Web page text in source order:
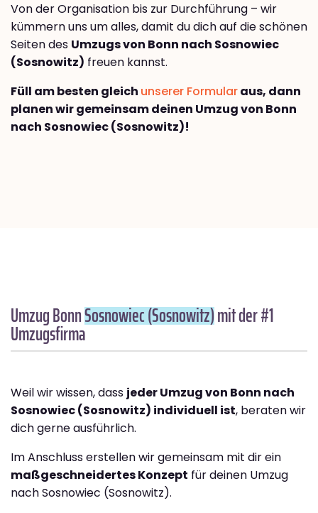
Von der Organisation bis zur Durchführung – wir
kümmern uns um alles, damit du dich auf die schönen
Seiten des Umzugs von Bonn nach Sosnowiec
(Sosnowitz) freuen kannst.
Füll am besten gleich unserer Formularaus, dann
planen wir gemeinsam deinen Umzug von Bonn
nach Sosnowiec (Sosnowitz)!
Umzug BonnSosnowiec (Sosnowitz)mit der #1
Umzugsfirma
Weil wir wissen, dass jeder Umzug von Bonn nach
Sosnowiec (Sosnowitz) individuell ist, beraten wir
dich gerne ausführlich.
Im Anschluss erstellen wir gemeinsam mit dir ein
maßgeschneidertes Konzept für deinen Umzug
nach Sosnowiec (Sosnowitz).